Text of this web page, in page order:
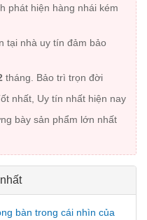
phát hiện hàng nhái kém
tại nhà uy tín đảm bảo
tháng. Bảo trì trọn đời
nhất, Uy tín nhất hiện nay
bày sản phẩm lớn nhất
bàn trong cái nhìn của